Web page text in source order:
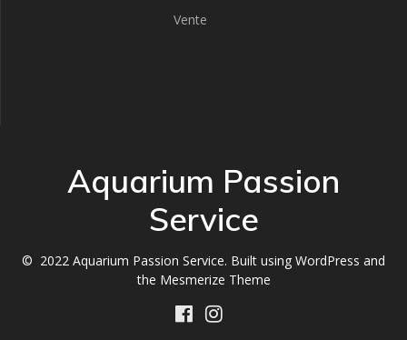
Vente
Aquarium Passion
Service
© 2022 Aquarium Passion Service. Built using WordPress and
the Mesmerize Theme